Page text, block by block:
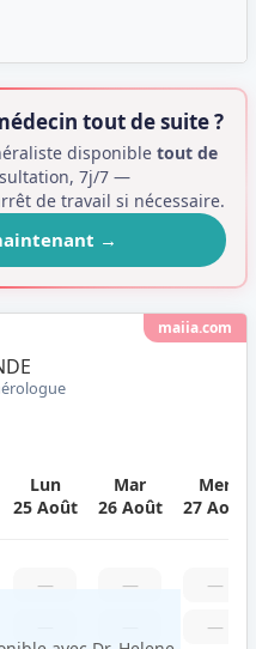
tout de suite ?
disponibletout de
7j/7 —
de travail si nécessaire.
→
maiia.com
Lun
25 Août
Mar
26 Août
Mer
27 Août
—
—
—
—